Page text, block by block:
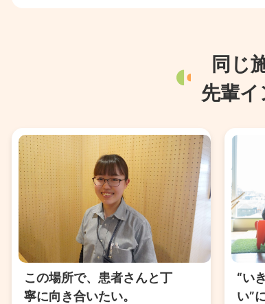
同じ
先輩
この場所で、患者さんと丁
寧に向き合いたい。
“い
い”